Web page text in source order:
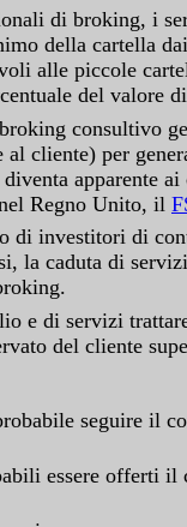
di broking, i
della cartella
alle piccole
del valore
consultivo
cliente) per
apparente
Regno Unito, il
investitori di
la caduta di
e di servizi
del cliente
seguire il
essere offerti il